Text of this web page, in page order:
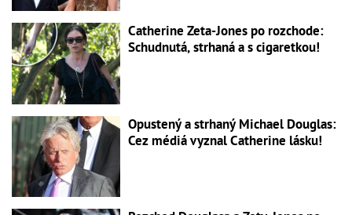
Catherine Zeta-Jones po rozchode:
Schudnutá, strhaná a s cigaretkou!
Opustený a strhaný Michael Douglas:
Cez médiá vyznal Catherine lásku!